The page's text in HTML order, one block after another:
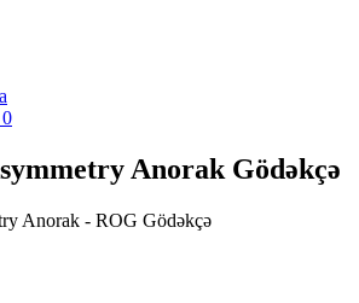
0
Anorak Gödəkçə
Anorak - ROG Gödəkçə